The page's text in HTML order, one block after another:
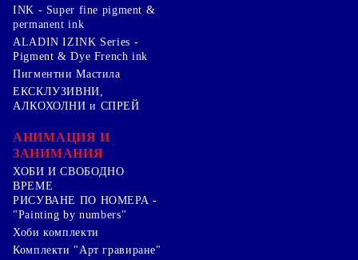
INK - Super fine pigment &
permanent ink
ALADIN IZINK Series -
Pigment & Dye French ink
Пигментни Мастила
ЕКСКЛУЗИВНИ,
АЛКОХОЛНИ и СПРЕЙ
АНИМАЦИЯ И
ЗАНИМАНИЯ
ХОБИ И СВОБОДНО
ВРЕМЕ
РИСУВАНЕ ПО НОМЕРА -
"Painting by numbers"
Хоби комплекти
Комплекти "Арт гравиране"